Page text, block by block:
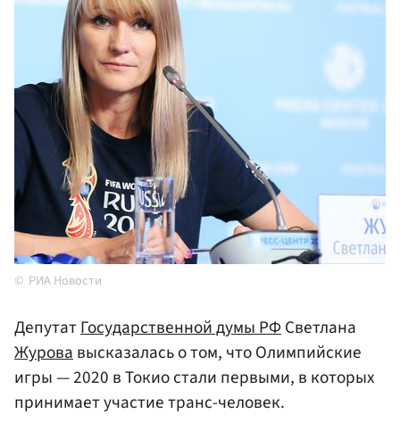
РИА Новости
ДепутатГосударственной думы РФСветлана
Журовавысказалась о том, что Олимпийские
игры — 2020 в Токио стали первыми, в которых
принимает участие транс-человек.